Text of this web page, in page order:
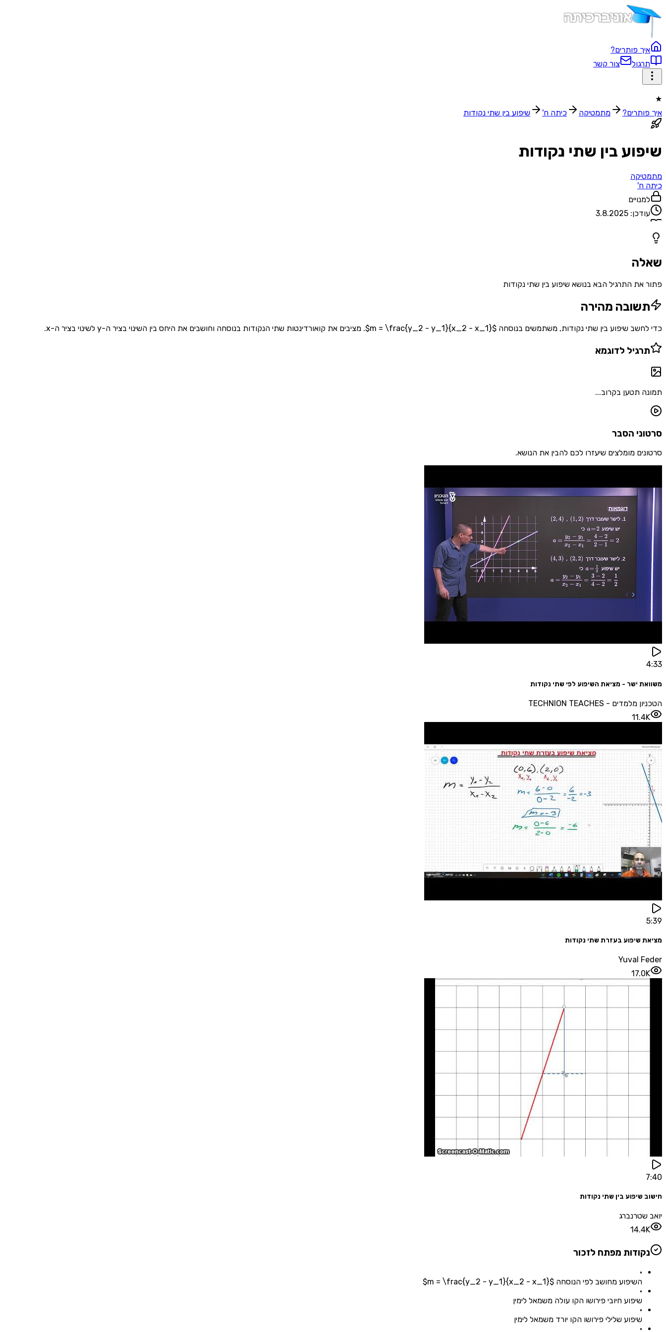
איך פותרים?
תרגול
צור קשר
★
איך פותרים?
מתמטיקה כיתה ח' שיפוע בין שתי נקודות
שיפוע בין שתי נקודות
מתמטיקה
כיתה ח'
למנויים
עודכן: 3.8.2025
שאלה
פתור את התרגיל הבא בנושא שיפוע בין שתי נקודות
תשובה מהירה
כדי לחשב שיפוע בין שתי נקודות, משתמשים בנוסחה $m = \frac{y_2 - y_1}{x_2 - x_1}$. מציבים את קואורדינטות שתי הנקודות בנוסחה וחושבים את היחס בין השינוי בציר ה-y לשינוי בציר ה-x.
תרגיל לדוגמא
תמונה תטען בקרוב...
סרטוני הסבר
סרטונים מומלצים שיעזרו לכם להבין את הנושא.
4:33
משוואת ישר - מציאת השיפוע לפי שתי נקודות
הטכניון מלמדים - TECHNION TEACHES
11.4K
5:39
מציאת שיפוע בעזרת שתי נקודות
Yuval Feder
17.0K
7:40
חישוב שיפוע בין שתי נקודות
יואב שטרנברג
14.4K
נקודות מפתח לזכור
•
השיפוע מחושב לפי הנוסחה $m = \frac{y_2 - y_1}{x_2 - x_1}$
•
שיפוע חיובי פירושו הקו עולה משמאל לימין
•
שיפוע שלילי פירושו הקו יורד משמאל לימין
•